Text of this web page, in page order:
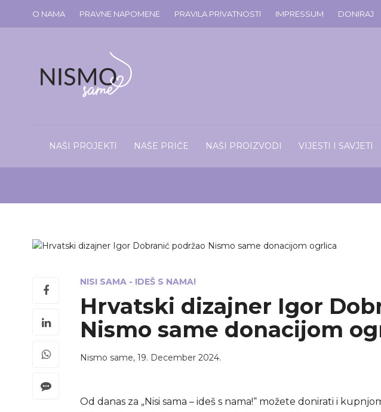
O NAMA PRAVNE NAPOMENE PRAVILA PRIVATNOSTI IMPRESSUM DONIRAJ
NAŠI PROJEKTI NAŠE PRIČE NAŠI PROIZVODI VIJESTI I SAVJETI
NISI SAMA - IDEŠ S NAMA!
Hrvatski dizajner Igor
Nismo same donacijom
Nismo same, 19. December 2024.
Od danas za „Nisi sama – ideš s nama!“ možete donirati i